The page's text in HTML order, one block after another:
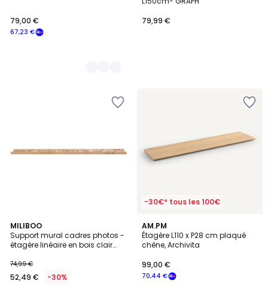
67,23 €
79,00 €
79,99 €
MILIBOO
Support mural cadres photos -
étagère linéaire en bois clair
74,99 €
52,49 € -30%
4,8
/ 5
-30€* tous les 100€
AM.PM
Étagère L110 x P28 cm plaqué
chêne, Archivita
70,44 €
99,00 €
3,8
/ 5